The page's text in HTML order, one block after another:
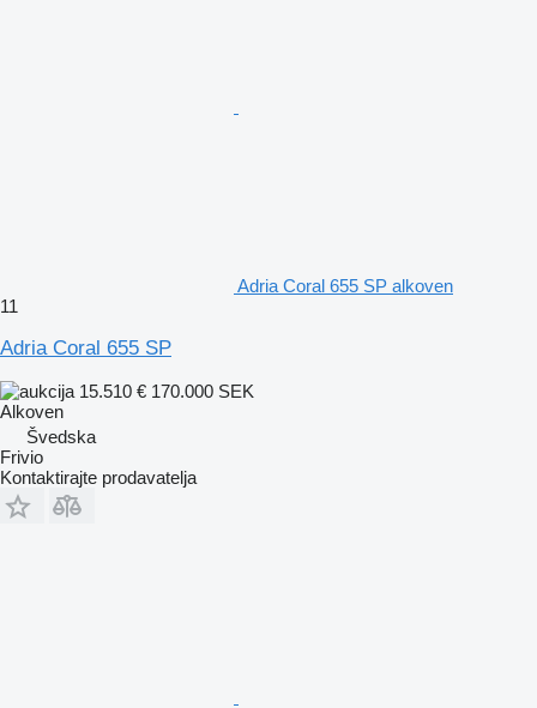
Adria Coral 655 SP alkoven
11
Adria Coral 655 SP
15.510 € 170.000 SEK
Alkoven
Švedska
Frivio
Kontaktirajte prodavatelja